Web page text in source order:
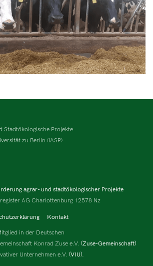
Stadtökologische Projekte
zu Berlin (IASP)
agrar- und stadtökologischer Projekte
AG Charlottenburg 12578 Nz
Kontakt
in der Deutschen
Konrad Zuse e.V. (Zuse-Gemeinschaft)
Unternehmen e.V. (VIU).